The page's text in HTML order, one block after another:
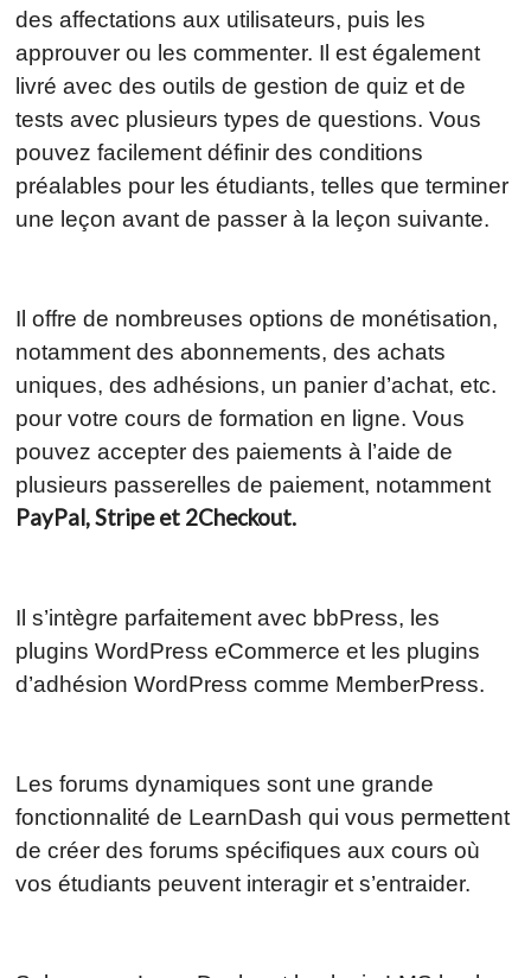
des affectations aux utilisateurs, puis les
approuver ou les commenter. Il est également
livré avec des outils de gestion de quiz et de
tests avec plusieurs types de questions. Vous
pouvez facilement définir des conditions
préalables pour les étudiants, telles que terminer
une leçon avant de passer à la leçon suivante.
Il offre de nombreuses options de monétisation,
notamment des abonnements, des achats
uniques, des adhésions, un panier d’achat, etc.
pour votre cours de formation en ligne. Vous
pouvez accepter des paiements à l’aide de
plusieurs passerelles de paiement, notamment
PayPal, Stripe et 2Checkout.
Il s’intègre parfaitement avec bbPress, les
plugins WordPress eCommerce et les plugins
d’adhésion WordPress comme MemberPress.
Les forums dynamiques sont une grande
fonctionnalité de LearnDash qui vous permettent
de créer des forums spécifiques aux cours où
vos étudiants peuvent interagir et s’entraider.